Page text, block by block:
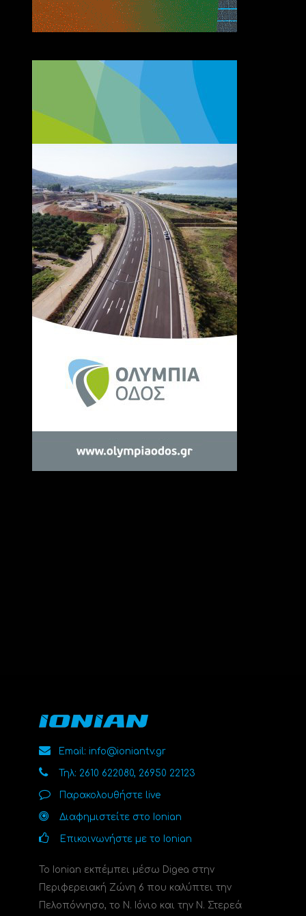
Email: info@ioniantv.gr
Τηλ: 2610 622080, 26950 22123
Παρακολουθήστε live
Διαφημιστείτε στο Ionian
Επικοινωνήστε με το Ionian
Το Ionian εκπέμπει μέσω Digea στην
Περιφερειακή Ζώνη 6 που καλύπτει την
Πελοπόννησο, το N. Ιόνιο και την Ν. Στερεά